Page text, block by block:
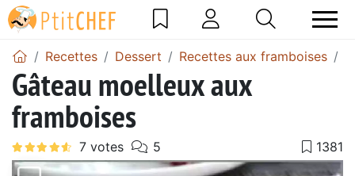
Recettes Dessert Recettes aux framboises
Gâteau moelleux aux
framboises